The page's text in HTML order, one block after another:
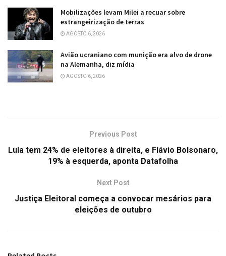
Mobilizações levam Milei a recuar sobre
estrangeirização de terras
AGOSTO 6, 2026
Avião ucraniano com munição era alvo de drone
na Alemanha, diz mídia
AGOSTO 6, 2026
Previous Post
Lula tem 24% de eleitores à direita, e Flávio Bolsonaro,
19% à esquerda, aponta Datafolha
Next Post
Justiça Eleitoral começa a convocar mesários para
eleições de outubro